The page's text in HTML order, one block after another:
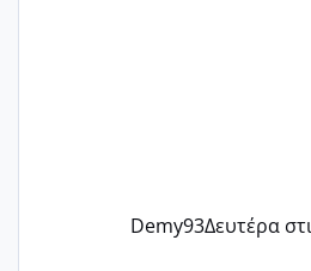
Demy93Δευτέρα